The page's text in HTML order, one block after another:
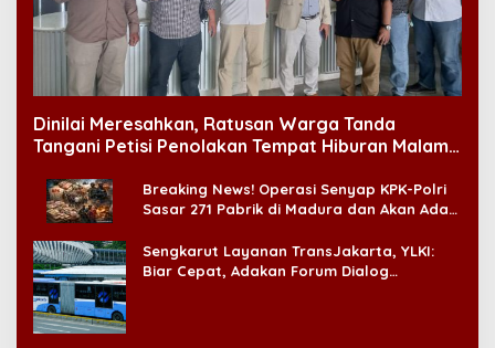
Dinilai Meresahkan, Ratusan Warga Tanda
Tangani Petisi Penolakan Tempat Hiburan Malam
Breaking News! Operasi Senyap KPK-Polri
Sasar 271 Pabrik di Madura dan Akan Ada
Sengkarut Layanan TransJakarta, YLKI:
Biar Cepat, Adakan Forum Dialog